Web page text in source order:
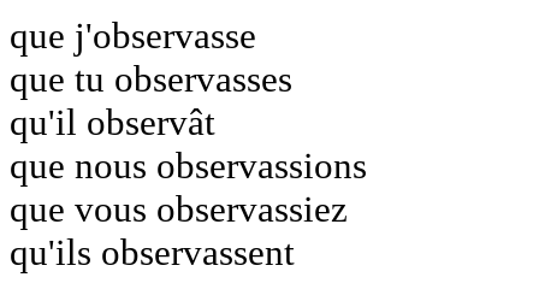
que j'observasse
que tu observasses
qu'il observât
que nous observassions
que vous observassiez
qu'ils observassent